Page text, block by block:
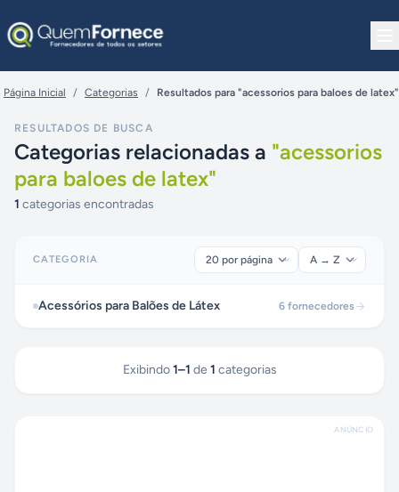
Página Inicial / Categorias / Resultados para "acessorios para baloes de latex"
RESULTADOS DE BUSCA
Categorias relacionadas a "acessorios
para baloes de latex"
1 categorias encontradas
CATEGORIA
Acessórios para Balões de Látex 6 fornecedores
Exibindo 1–1 de 1 categorias
ANÚNCIO